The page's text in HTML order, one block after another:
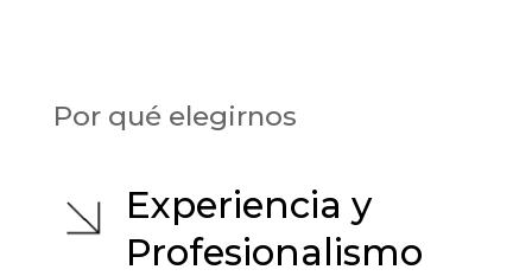
Por qué elegirnos
Experiencia y
Profesionalismo